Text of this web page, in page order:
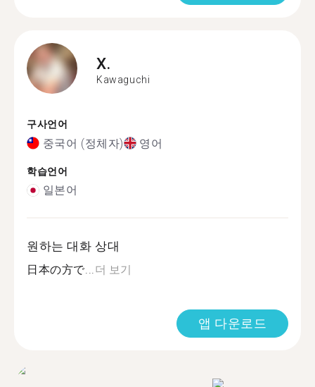
X.
Kawaguchi
구사언어
중국어 (정체자) 영어
학습언어
일본어
원하는 대화 상대
日本の方で...더 보기
앱 다운로드